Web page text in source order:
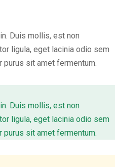
Duis mollis, est non
ligula, eget lacinia odio sem
sit amet fermentum.
Duis mollis, est non
ligula, eget lacinia odio sem
sit amet fermentum.